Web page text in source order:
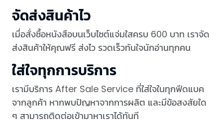
จัดส่งสินค้าไว
เมื่อสั่งซื้อหนังสือบนเว็บไซต์แจ่มใสครบ 600 บาท เราจัด
ส่งสินค้าให้คุณฟรี ส่งไว รวดเร็วทันใจนักอ่านทุกคน
ใส่ใจทุกการบริการ
เรามีบริการ After Sale Service ที่ใส่ใจในทุกฟีดแบค
จากลูกค้า หากพบปัญหาจากการผลิต และมีข้อสงสัยใด
ๆ สามารถติดต่อเข้ามาหาเราได้ทันที